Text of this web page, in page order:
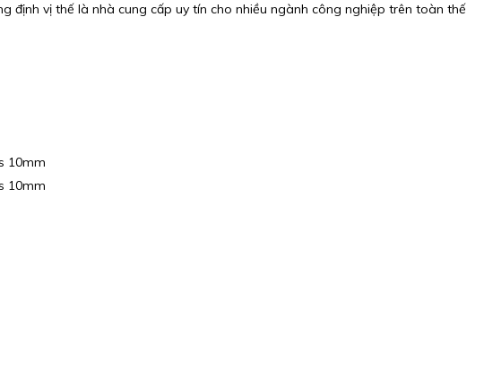
định vị thế là nhà cung cấp uy tín cho nhiều ngành công nghiệp trên toàn thế
10mm
10mm